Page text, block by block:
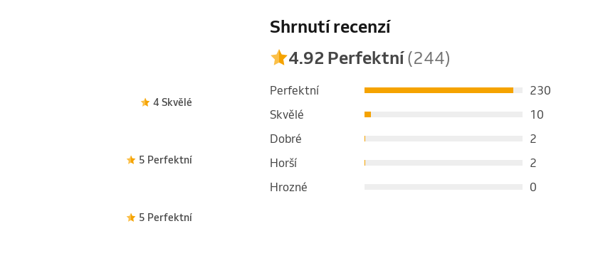
4 Skvělé
5 Perfektní
5 Perfektní
Shrnutí recenzí
4.92 Perfektní(244)
Perfektní
230
Skvělé
10
Dobré
2
Horší
2
Hrozné
0